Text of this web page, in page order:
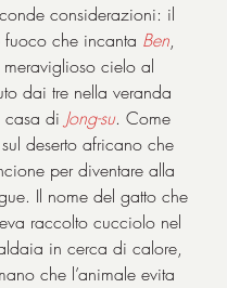
considerazioni: il
fuoco che incanta Ben,
cielo al
dai tre nella veranda
casa di Jong-su. Come
deserto africano che
per diventare alla
Il nome del gatto che
raccolto cucciolo nel
in cerca di calore,
che l’animale evita